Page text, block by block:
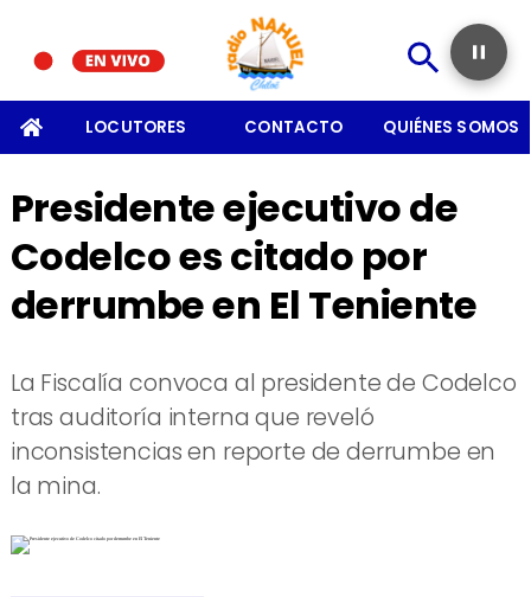
LOCUTORES CONTACTO QUIÉNES SOMOS
Presidente ejecutivo de
Codelco es citado por
derrumbe en El Teniente
La Fiscalía convoca al presidente de Codelco
tras auditoría interna que reveló
inconsistencias en reporte de derrumbe en
la mina.